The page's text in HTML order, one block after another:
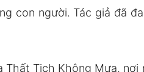
con người. Tác giả đã
Tịch Không Mưa,